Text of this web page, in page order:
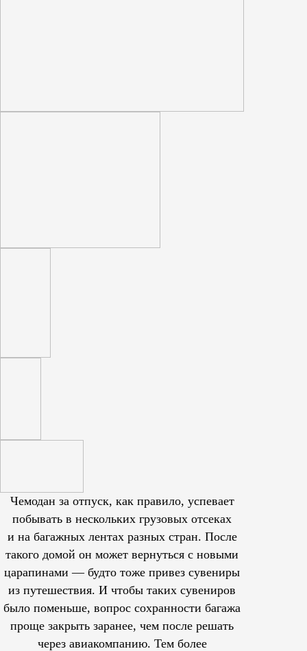
Чемодан за отпуск, как правило, успевает
побывать в нескольких грузовых отсеках
и на багажных лентах разных стран. После
такого домой он может вернуться с новыми
царапинами — будто тоже привез сувениры
из путешествия. И чтобы таких сувениров
было поменьше, вопрос сохранности багажа
проще закрыть заранее, чем после решать
через авиакомпанию. Тем более